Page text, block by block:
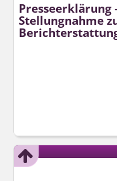
Presseerklärung
Stellungnahme